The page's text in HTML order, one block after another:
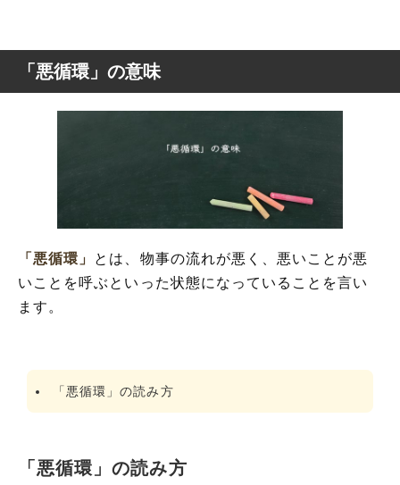
「悪循環」の意味
「悪循環」の意味
「悪循環」 とは、物事の流れが悪く、悪いことが悪
いことを呼ぶといった状態になっていることを言い
ます。
「悪循環」の読み方
「悪循環」の読み方